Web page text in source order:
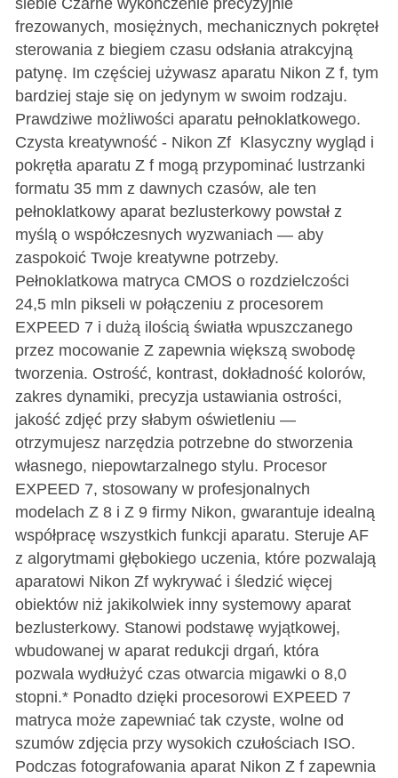
frezowanych, mosiężnych, mechanicznych pokręteł
sterowania z biegiem czasu odsłania atrakcyjną
patynę. Im częściej używasz aparatu Nikon Z f, tym
bardziej staje się on jedynym w swoim rodzaju.
Prawdziwe możliwości aparatu pełnoklatkowego.
Czysta kreatywność - Nikon Zf Klasyczny wygląd i
pokrętła aparatu Z f mogą przypominać lustrzanki
formatu 35 mm z dawnych czasów, ale ten
pełnoklatkowy aparat bezlusterkowy powstał z
myślą o współczesnych wyzwaniach — aby
zaspokoić Twoje kreatywne potrzeby.
Pełnoklatkowa matryca CMOS o rozdzielczości
24,5 mln pikseli w połączeniu z procesorem
EXPEED 7 i dużą ilością światła wpuszczanego
przez mocowanie Z zapewnia większą swobodę
tworzenia. Ostrość, kontrast, dokładność kolorów,
zakres dynamiki, precyzja ustawiania ostrości,
jakość zdjęć przy słabym oświetleniu —
otrzymujesz narzędzia potrzebne do stworzenia
własnego, niepowtarzalnego stylu. Procesor
EXPEED 7, stosowany w profesjonalnych
modelach Z 8 i Z 9 firmy Nikon, gwarantuje idealną
współpracę wszystkich funkcji aparatu. Steruje AF
z algorytmami głębokiego uczenia, które pozwalają
aparatowi Nikon Zf wykrywać i śledzić więcej
obiektów niż jakikolwiek inny systemowy aparat
bezlusterkowy. Stanowi podstawę wyjątkowej,
wbudowanej w aparat redukcji drgań, która
pozwala wydłużyć czas otwarcia migawki o 8,0
stopni.* Ponadto dzięki procesorowi EXPEED 7
matryca może zapewniać tak czyste, wolne od
szumów zdjęcia przy wysokich czułościach ISO.
Podczas fotografowania aparat Nikon Z f zapewnia